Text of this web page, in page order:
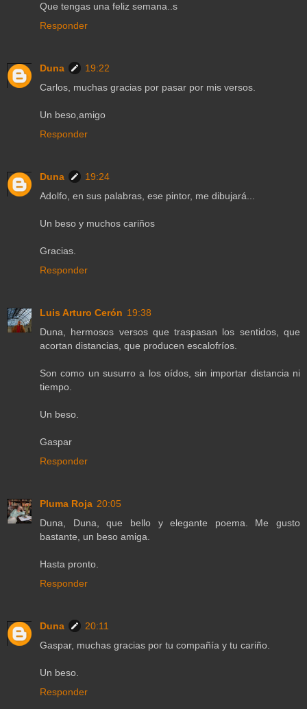
Que tengas una feliz semana..s
Responder
Duna
19:22
Carlos, muchas gracias por pasar por mis versos.
Un beso,amigo
Responder
Duna
19:24
Adolfo, en sus palabras, ese pintor, me dibujará...
Un beso y muchos cariños
Gracias.
Responder
Luis Arturo Cerón 19:38
Duna, hermosos versos que traspasan los sentidos, que
acortan distancias, que producen escalofríos.
Son como un susurro a los oídos, sin importar distancia ni
tiempo.
Un beso.
Gaspar
Responder
Pluma Roja 20:05
Duna, Duna, que bello y elegante poema. Me gusto
bastante, un beso amiga.
Hasta pronto.
Responder
Duna
20:11
Gaspar, muchas gracias por tu compañía y tu cariño.
Un beso.
Responder